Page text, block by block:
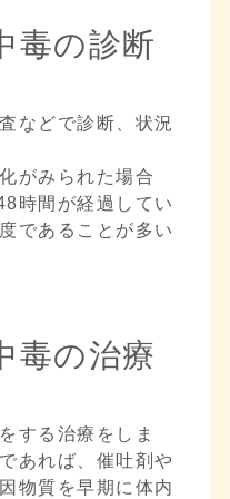
毒の診断
などで診断、状況
がみられた場合
時間が経過してい
であることが多い
毒の治療
する治療をしま
あれば、催吐剤や
物質を早期に体内